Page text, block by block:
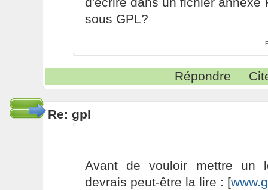
sous GPL?
Répondre
Re: gpl
Avant de vouloir mettre un
devrais peut-être la lire : [